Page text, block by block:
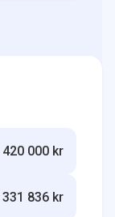
420 000 kr
331 836 kr